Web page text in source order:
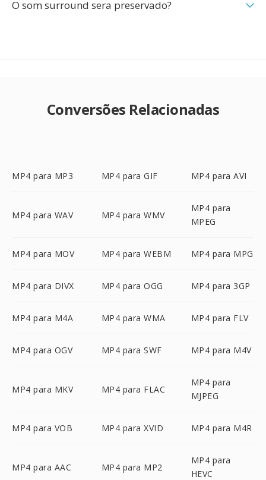
O som surround sera preservado?
Conversões Relacionadas
MP4 para MP3 MP4 para GIF MP4 para AVI
MP4 para WAV MP4 para WMV
MP4 para
MPEG
MP4 para MOV MP4 para WEBM MP4 para MPG
MP4 para DIVX MP4 para OGG MP4 para 3GP
MP4 para M4A MP4 para WMA MP4 para FLV
MP4 para OGV MP4 para SWF MP4 para M4V
MP4 para MKV MP4 para FLAC
MP4 para
MJPEG
MP4 para VOB MP4 para XVID MP4 para M4R
MP4 para AAC MP4 para MP2
MP4 para
HEVC